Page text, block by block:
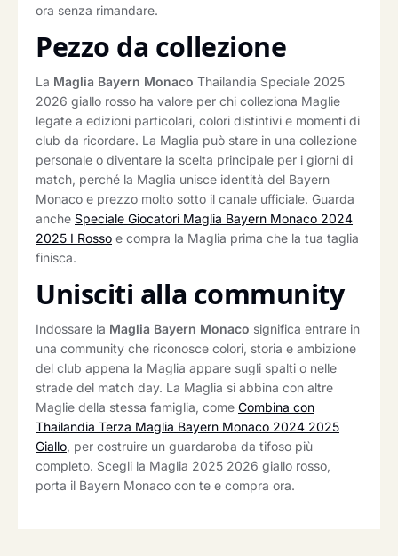
ora senza rimandare.
Pezzo da collezione
La Maglia Bayern Monaco Thailandia Speciale 2025
2026 giallo rosso ha valore per chi colleziona Maglie
legate a edizioni particolari, colori distintivi e momenti di
club da ricordare. La Maglia può stare in una collezione
personale o diventare la scelta principale per i giorni di
match, perché la Maglia unisce identità del Bayern
Monaco e prezzo molto sotto il canale ufficiale. Guarda
anche Speciale Giocatori Maglia Bayern Monaco 2024
2025 I Rosso e compra la Maglia prima che la tua taglia
finisca.
Unisciti alla community
Indossare la Maglia Bayern Monaco significa entrare in
una community che riconosce colori, storia e ambizione
del club appena la Maglia appare sugli spalti o nelle
strade del match day. La Maglia si abbina con altre
Maglie della stessa famiglia, come Combina con
Thailandia Terza Maglia Bayern Monaco 2024 2025
Giallo, per costruire un guardaroba da tifoso più
completo. Scegli la Maglia 2025 2026 giallo rosso,
porta il Bayern Monaco con te e compra ora.